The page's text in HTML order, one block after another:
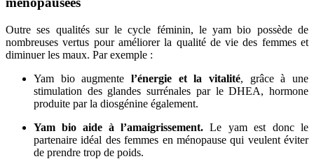
Outre ses qualités sur le cycle féminin, le yam bio possède de
nombreuses vertus pour améliorer la qualité de vie des femmes et
diminuer les maux. Par exemple :
Yam bio augmente l’énergie et la vitalité, grâce à une
stimulation des glandes surrénales par le DHEA, hormone
produite par la diosgénine également.
Yam bio aide à l’amaigrissement. Le yam est donc le
partenaire idéal des femmes en ménopause qui veulent éviter
de prendre trop de poids.